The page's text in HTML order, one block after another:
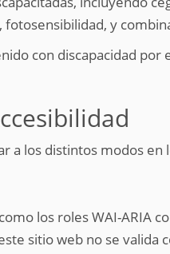
y
con discapacidad
a los distintos modos
los roles WAI-ARIA
sitio web no se